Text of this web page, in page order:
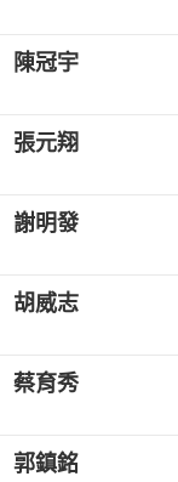
陳冠宇
張元翔
謝明發
胡威志
蔡育秀
郭鎮銘